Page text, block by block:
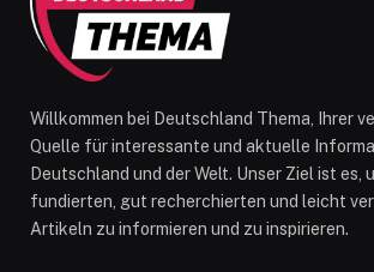
Willkommen bei Deutschland Thema, Ihrer
Quelle für interessante und aktuelle
Deutschland und der Welt. Unser Ziel ist es,
fundierten, gut recherchierten und leicht
Artikeln zu informieren und zu inspirieren.